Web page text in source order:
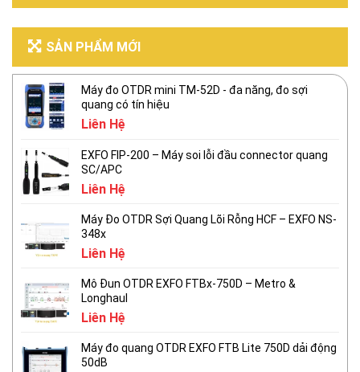
SẢN PHẨM MỚI
Máy đo OTDR mini TM-52D - đa năng, đo sợi
quang có tín hiệu
Liên Hệ
EXFO FIP-200 – Máy soi lỗi đầu connector quang
SC/APC
Liên Hệ
Máy Đo OTDR Sợi Quang Lõi Rỗng HCF – EXFO NS-
348x
Liên Hệ
Mô Đun OTDR EXFO FTBx-750D – Metro &
Longhaul
Liên Hệ
Máy đo quang OTDR EXFO FTB Lite 750D dải động
50dB